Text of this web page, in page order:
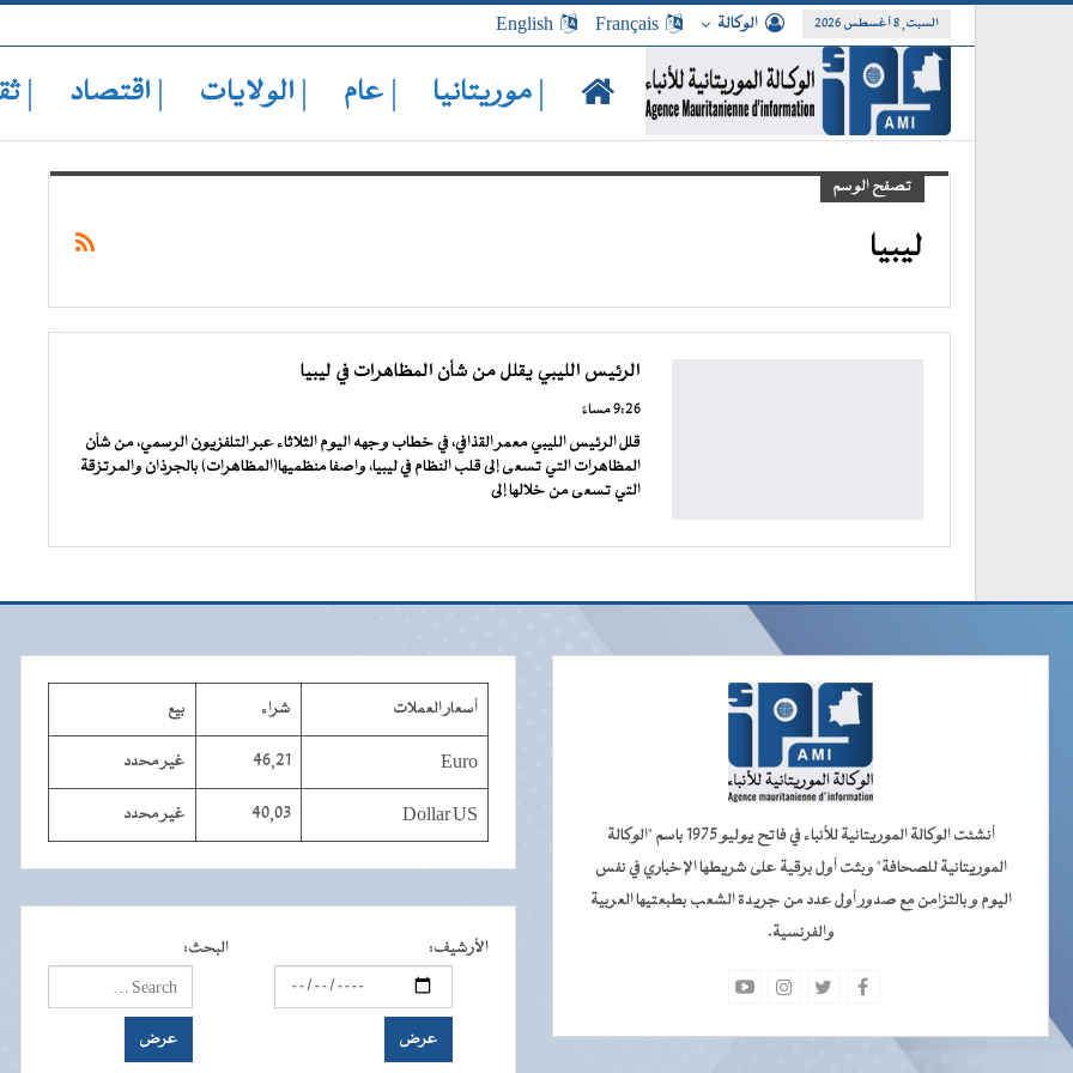
السبت, 8 أغسطس 2026 الوكالة Français
English
| موريتانيا | عام | الولايات | اقتصاد |
تصفح الوسم
ليبيا
الرئيس الليبي يقلل من شأن المظاهرات في ليبيا
9:26 مساءً
قلل الرئيس الليبي معمر القذافي، في خطاب وجهه اليوم الثلاثاء عبر التلفزيون الرسمي، من شأن
المظاهرات التي تسعى إلى قلب النظام في ليبيا، واصفا منظميها(المظاهرات) بالجرذان والمرتزقة
التي تسعى من خلالها إلى
أنشئت الوكالة الموريتانية للأنباء في فاتح يوليو 1975 باسم "الوكالة
الموريتانية للصحافة" وبثت أول برقية على شريطها الإخباري في نفس
اليوم و بالتزامن مع صدور أول عدد من جريدة الشعب بطبعتيها العربية
والفرنسية.
أسعار العملات شراء بيع
Euro
46,21 غير محدد
Dollar US
40,03 غير محدد
الأرشيف: البحث: